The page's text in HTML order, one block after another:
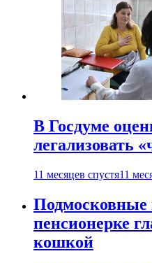
В Госдуме
легализовать
11 месяцев спустя11
Подмосковные
пенсионерке
кошкой